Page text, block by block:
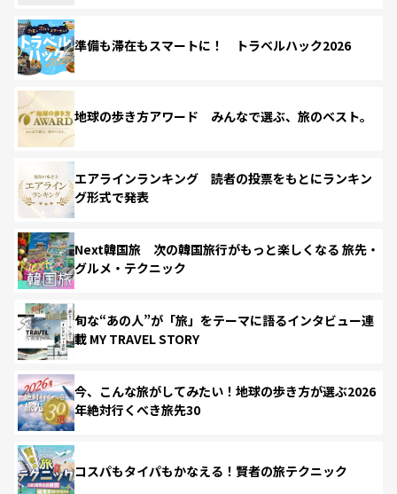
準備も滞在もスマートに！ トラベルハック2026
地球の歩き方アワード みんなで選ぶ、旅のベスト。
エアラインランキング 読者の投票をもとにランキン
グ形式で発表
Next韓国旅 次の韓国旅行がもっと楽しくなる 旅先・
グルメ・テクニック
旬な“あの人”が「旅」をテーマに語るインタビュー連
載 MY TRAVEL STORY
今、こんな旅がしてみたい！地球の歩き方が選ぶ2026
年絶対行くべき旅先30
コスパもタイパもかなえる！賢者の旅テクニック